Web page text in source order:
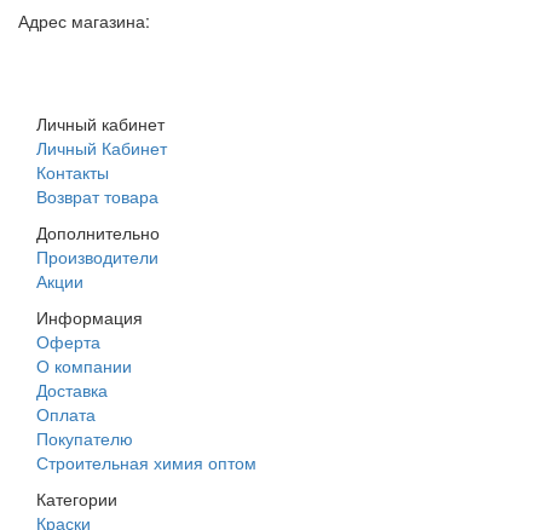
Адрес магазина:
Личный кабинет
Личный Кабинет
Контакты
Возврат товара
Дополнительно
Производители
Акции
Информация
Оферта
О компании
Доставка
Оплата
Покупателю
Строительная химия оптом
Категории
Краски